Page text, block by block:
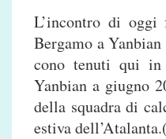
L’incontro di
Bergamo a
cono tenuti qui
Yanbian a giugno
della squadra di
estiva